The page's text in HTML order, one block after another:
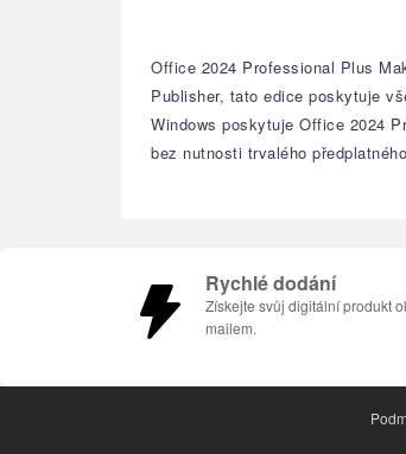
Office 2024 Professional Plus
Publisher, tato edice poskytuje
Windows poskytuje Office 2024
bez nutnosti trvalého
Rychlé dodání
Získejte svůj digitální produkt
mailem.